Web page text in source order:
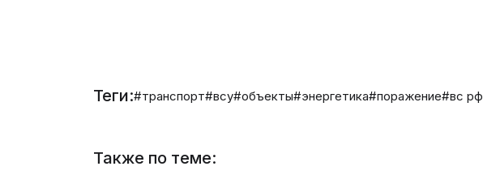
Теги:#транспорт#всу#объекты#энергетика#поражение#вс рф
Также по теме: